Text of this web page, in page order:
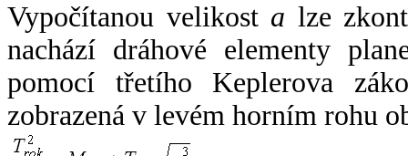
Vypočítanou velikost a lze
nachází dráhové elementy
pomocí třetího Keplerova
zobrazená v levém horním rohu